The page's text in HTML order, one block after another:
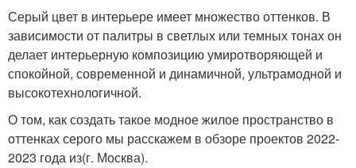
Серый цвет в интерьере имеет множество оттенков. В
зависимости от палитры в светлых или темных тонах он
делает интерьерную композицию умиротворяющей и
спокойной, современной и динамичной, ультрамодной и
высокотехнологичной.
О том, как создать такое модное жилое пространство в
оттенках серого мы расскажем в обзоре проектов 2022-
2023 года из(г. Москва).